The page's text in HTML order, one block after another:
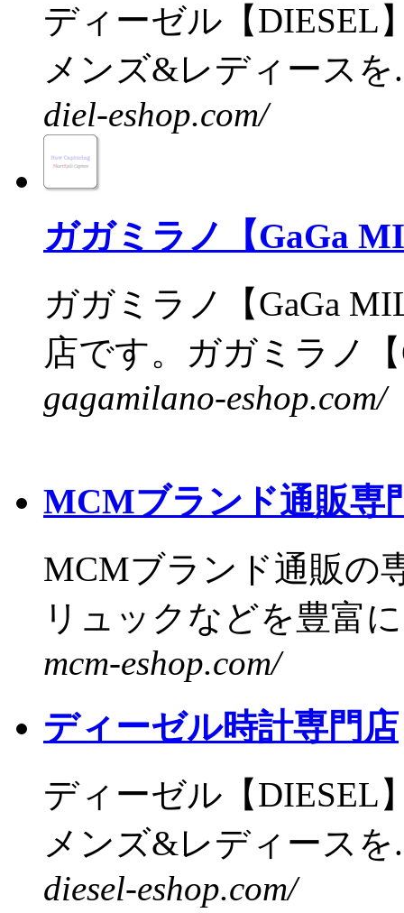
ディーゼル【DIESEL
メンズ&レディースを
diel-eshop.com/
ガガミラノ【GaGa
ガガミラノ【GaGa
店です。ガガミラノ【
gagamilano-eshop.com/
MCMブランド通販専
MCMブランド通販の
リュックなどを豊富
mcm-eshop.com/
ディーゼル時計専門店
ディーゼル【DIESEL
メンズ&レディースを
diesel-eshop.com/